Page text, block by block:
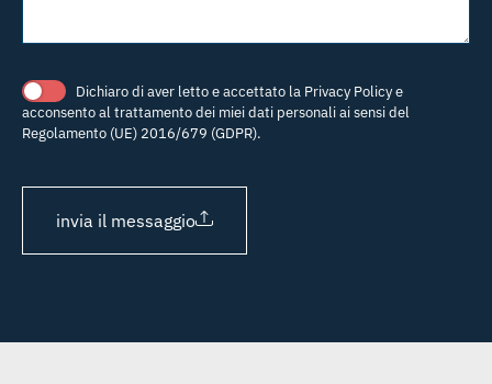
Dichiaro di aver letto e accettato la Privacy Policye
acconsento al trattamento dei miei dati personali ai sensi del
Regolamento (UE) 2016/679 (GDPR).
invia il messaggio